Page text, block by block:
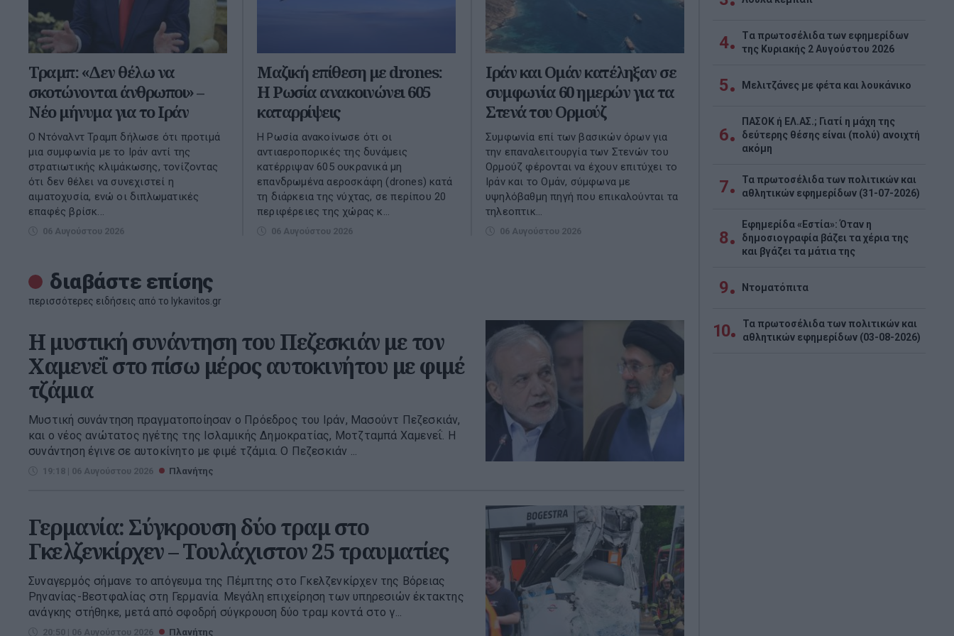
Τραμπ: «Δεν θέλω να
σκοτώνονται άνθρωποι» –
Νέο μήνυμα για το Ιράν
Ο Ντόναλντ Τραμπ δήλωσε ότι προτιμά
μια συμφωνία με το Ιράν αντί της
στρατιωτικής κλιμάκωσης, τονίζοντας
ότι δεν θέλει να συνεχιστεί η
αιματοχυσία, ενώ οι διπλωματικές
επαφές βρίσκ...
06 Αυγούστου 2026
Μαζική επίθεση με drones:
Η Ρωσία ανακοινώνει 605
καταρρίψεις
Η Ρωσία ανακοίνωσε ότι οι
αντιαεροπορικές της δυνάμεις
κατέρριψαν 605 ουκρανικά μη
επανδρωμένα αεροσκάφη (drones) κατά
τη διάρκεια της νύχτας, σε περίπου 20
περιφέρειες της χώρας κ...
06 Αυγούστου 2026
Ιράν και Ομάν κατέληξαν σε
συμφωνία 60 ημερών για τα
Στενά του Ορμούζ
Συμφωνία επί των βασικών όρων για
την επαναλειτουργία των Στενών του
Ορμούζ φέρονται να έχουν επιτύχει το
Ιράν και το Ομάν, σύμφωνα με
υψηλόβαθμη πηγή που επικαλούνται τα
τηλεοπτικ...
06 Αυγούστου 2026
διαβάστε επίσης
περισσότερες ειδήσεις από το lykavitos.gr
Η μυστική συνάντηση του Πεζεσκιάν με τον
Χαμενεΐ στο πίσω μέρος αυτοκινήτου με φιμέ
τζάμια
Μυστική συνάντηση πραγματοποίησαν ο Πρόεδρος του Ιράν, Μασούντ Πεζεσκιάν,
και ο νέος ανώτατος ηγέτης της Ισλαμικής Δημοκρατίας, Μοτζταμπά Χαμενεΐ. Η
συνάντηση έγινε σε αυτοκίνητο με φιμέ τζάμια. Ο Πεζεσκιάν ...
19:18 | 06 Αυγούστου 2026 Πλανήτης
Γερμανία: Σύγκρουση δύο τραμ στο
Γκελζενκίρχεν – Τουλάχιστον 25 τραυματίες
Συναγερμός σήμανε το απόγευμα της Πέμπτης στο Γκελζενκίρχεν της Βόρειας
Ρηνανίας-Βεστφαλίας στη Γερμανία. Μεγάλη επιχείρηση των υπηρεσιών έκτακτης
ανάγκης στήθηκε, μετά από σφοδρή σύγκρουση δύο τραμ κοντά στο γ...
20:50 | 06 Αυγούστου 2026 Πλανήτης
4
Tα πρωτοσέλιδα των εφημερίδων
της Κυριακής 2 Αυγούστου 2026
5 Μελιτζάνες με φέτα και λουκάνικο
6
ΠΑΣΟΚ ή ΕΛ.ΑΣ.; Γιατί η μάχη της
δεύτερης θέσης είναι (πολύ) ανοιχτή
ακόμη
7
Τα πρωτοσέλιδα των πολιτικών και
αθλητικών εφημερίδων (31-07-2026)
8
Εφημερίδα «Εστία»: Όταν η
δημοσιογραφία βάζει τα χέρια της
και βγάζει τα μάτια της
9 Ντοματόπιτα
10
Τα πρωτοσέλιδα των πολιτικών και
αθλητικών εφημερίδων (03-08-2026)